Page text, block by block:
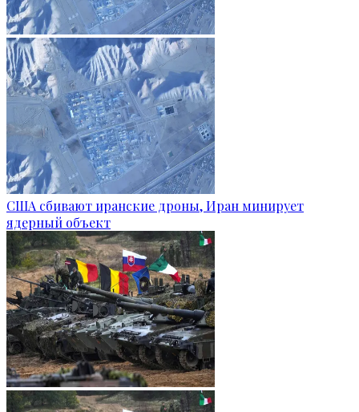
США сбивают иранские дроны, Иран минирует
ядерный объект